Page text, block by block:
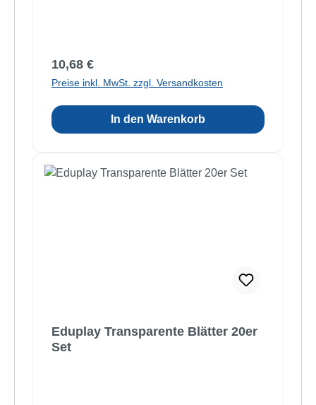
Regulärer Preis:
10,68 €
Preise inkl. MwSt. zzgl. Versandkosten
In den Warenkorb
Eduplay Transparente Blätter 20er
Set